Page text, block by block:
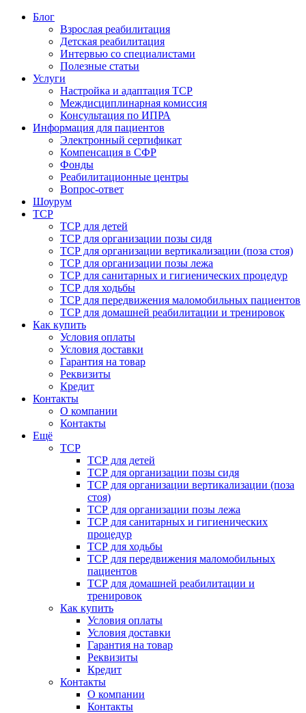
Блог
Взрослая реабилитация
Детская реабилитация
Интервью со специалистами
Полезные статьи
Услуги
Настройка и адаптация ТСР
Междисциплинарная комиссия
Консультация по ИПРА
Информация для пациентов
Электронный сертификат
Компенсация в СФР
Фонды
Реабилитационные центры
Вопрос-ответ
Шоурум
ТСР
ТСР для детей
ТСР для организации позы сидя
ТСР для организации вертикализации (поза стоя)
ТСР для организации позы лежа
ТСР для санитарных и гигиенических процедур
ТСР для ходьбы
ТСР для передвижения маломобильных пациентов
ТСР для домашней реабилитации и тренировок
Как купить
Условия оплаты
Условия доставки
Гарантия на товар
Реквизиты
Кредит
Контакты
О компании
Контакты
Ещё
ТСР
ТСР для детей
ТСР для организации позы сидя
ТСР для организации вертикализации (поза
стоя)
ТСР для организации позы лежа
ТСР для санитарных и гигиенических
процедур
ТСР для ходьбы
ТСР для передвижения маломобильных
пациентов
ТСР для домашней реабилитации и
тренировок
Как купить
Условия оплаты
Условия доставки
Гарантия на товар
Реквизиты
Кредит
Контакты
О компании
Контакты